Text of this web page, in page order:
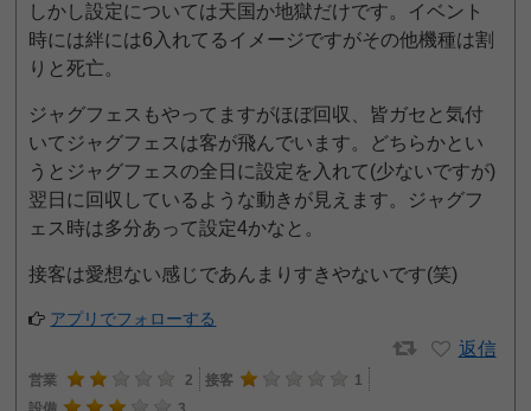
しかし設定については天国か地獄だけです。イベント
時には絆には6入れてるイメージですがその他機種は割
りと死亡。
ジャグフェスもやってますがほぼ回収、皆ガセと気付
いてジャグフェスは客が飛んでいます。どちらかとい
うとジャグフェスの全日に設定を入れて(少ないですが)
翌日に回収しているような動きが見えます。ジャグフ
ェス時は多分あって設定4かなと。
接客は愛想ない感じであんまりすきやないです(笑)
アプリでフォローする
返信
営業 2 接客
1